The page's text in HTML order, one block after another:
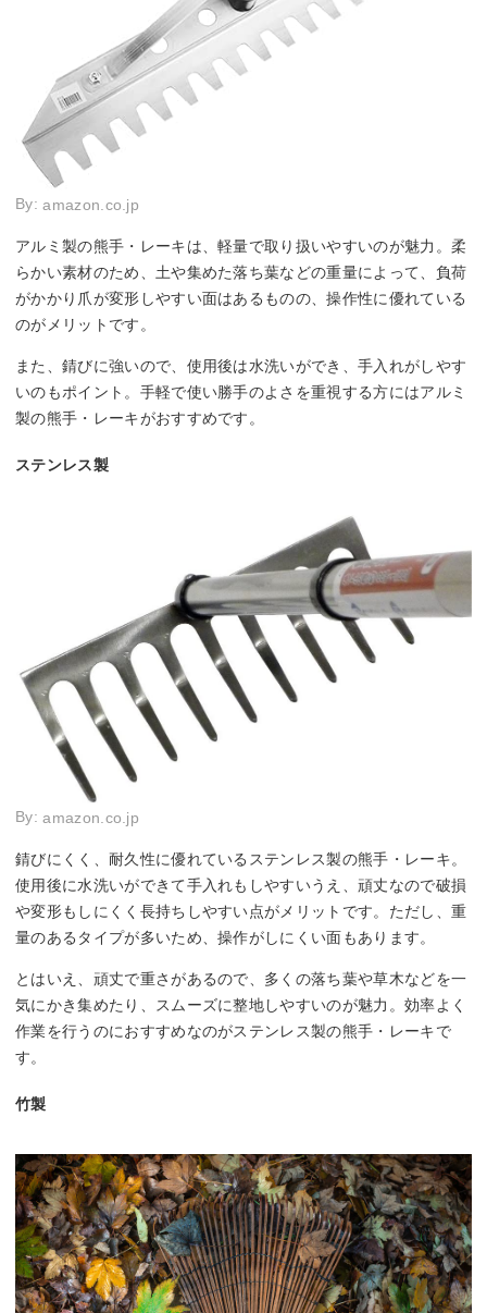
By:amazon.co.jp
アルミ製の熊手・レーキは、軽量で取り扱いやすいのが魅力。柔
らかい素材のため、土や集めた落ち葉などの重量によって、負荷
がかかり爪が変形しやすい面はあるものの、操作性に優れている
のがメリットです。
また、錆びに強いので、使用後は水洗いができ、手入れがしやす
いのもポイント。手軽で使い勝手のよさを重視する方にはアルミ
製の熊手・レーキがおすすめです。
ステンレス製
By:amazon.co.jp
錆びにくく、耐久性に優れているステンレス製の熊手・レーキ。
使用後に水洗いができて手入れもしやすいうえ、頑丈なので破損
や変形もしにくく長持ちしやすい点がメリットです。ただし、重
量のあるタイプが多いため、操作がしにくい面もあります。
とはいえ、頑丈で重さがあるので、多くの落ち葉や草木などを一
気にかき集めたり、スムーズに整地しやすいのが魅力。効率よく
作業を行うのにおすすめなのがステンレス製の熊手・レーキで
す。
竹製